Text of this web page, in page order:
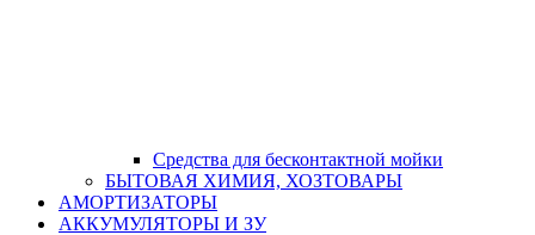
Средства для бесконтактной мойки
БЫТОВАЯ ХИМИЯ, ХОЗТОВАРЫ
АМОРТИЗАТОРЫ
АККУМУЛЯТОРЫ И ЗУ